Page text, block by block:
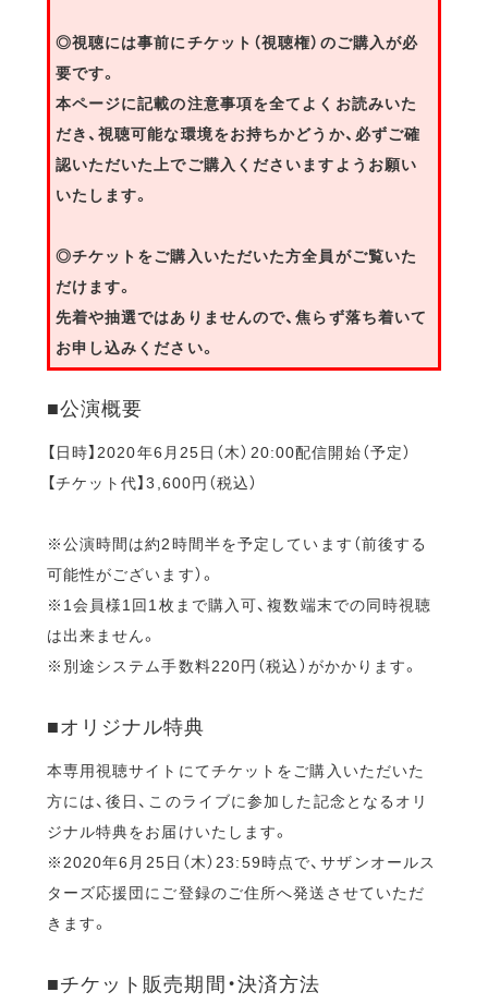
◎視聴には事前にチケット（視聴権）のご購入が必
要です。
本ページに記載の注意事項を全てよくお読みいた
だき、視聴可能な環境をお持ちかどうか、必ずご確
認いただいた上でご購入くださいますようお願い
いたします。
◎チケットをご購入いただいた方全員がご覧いた
だけます。
先着や抽選ではありませんので、焦らず落ち着いて
お申し込みください。
■公演概要
【日時】2020年6月25日（木）20:00配信開始（予定）
【チケット代】3,600円（税込）
※公演時間は約2時間半を予定しています（前後する
可能性がございます）。
※1会員様1回1枚まで購入可、複数端末での同時視聴
は出来ません。
※別途システム手数料220円（税込）がかかります。
■オリジナル特典
本専用視聴サイトにてチケットをご購入いただいた
方には、後日、このライブに参加した記念となるオリ
ジナル特典をお届けいたします。
※2020年6月25日（木）23:59時点で、サザンオールス
ターズ応援団にご登録のご住所へ発送させていただ
きます。
■チケット販売期間・決済方法